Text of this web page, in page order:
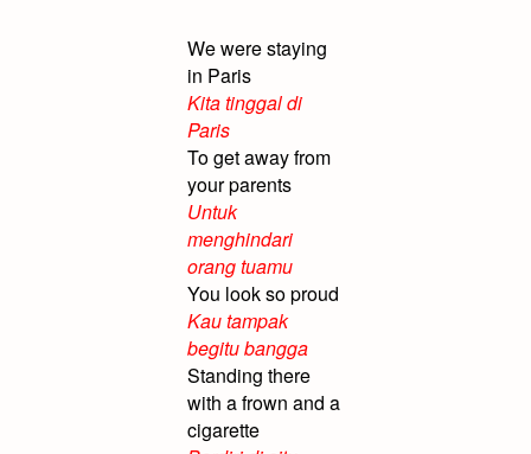
We were staying
in Paris
Kita tinggal di
Paris
To get away from
your parents
Untuk
menghindari
orang tuamu
You look so proud
Kau tampak
begitu bangga
Standing there
with a frown and a
cigarette